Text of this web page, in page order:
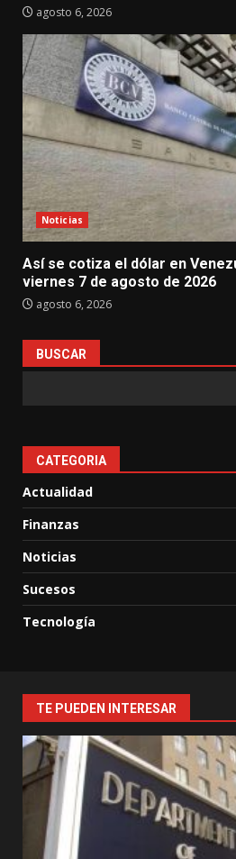
agosto 6, 2026
Noticias
Así se cotiza el dólar en
viernes 7 de agosto de 2026
agosto 6, 2026
BUSCAR
CATEGORIA
Actualidad
Finanzas
Noticias
Sucesos
Tecnología
TE PUEDEN INTERESAR